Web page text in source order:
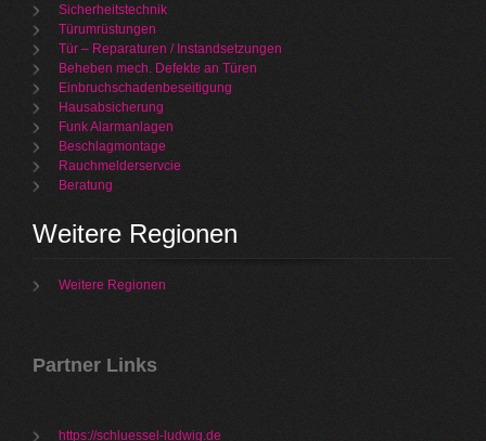
Sicherheitstechnik
Türumrüstungen
Tür – Reparaturen / Instandsetzungen
Beheben mech. Defekte an Türen
Einbruchschadenbeseitigung
Hausabsicherung
Funk Alarmanlagen
Beschlagmontage
Rauchmelderservcie
Beratung
Weitere Regionen
Weitere Regionen
Partner Links
https://schluessel-ludwig.de